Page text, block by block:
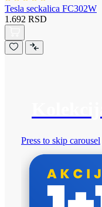
Tesla seckalica FC302W
1.692 RSD
Press to skip carousel